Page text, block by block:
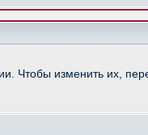
Чтобы изменить их,